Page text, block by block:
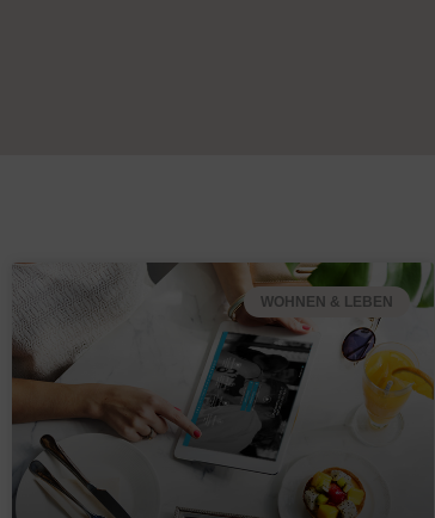
WOHNEN & LEBEN